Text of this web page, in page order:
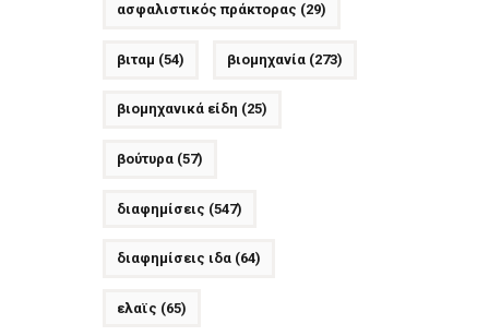
ασφαλιστικός πράκτορας (29)
βιταμ (54) βιομηχανία(273)
βιομηχανικά είδη (25)
βούτυρα(57)
διαφημίσεις (547)
διαφημίσεις ιδα(64)
ελαϊς (65)